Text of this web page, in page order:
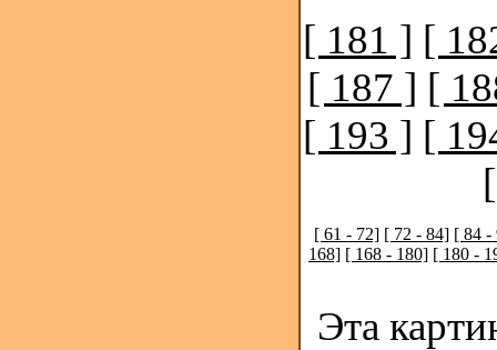
[ 181 ] [
[ 187 ] [
[ 193 ] [
[ 61 - 72] [ 72 - 84] [ 84 -
168] [ 168 - 180] [ 180 -
Эта